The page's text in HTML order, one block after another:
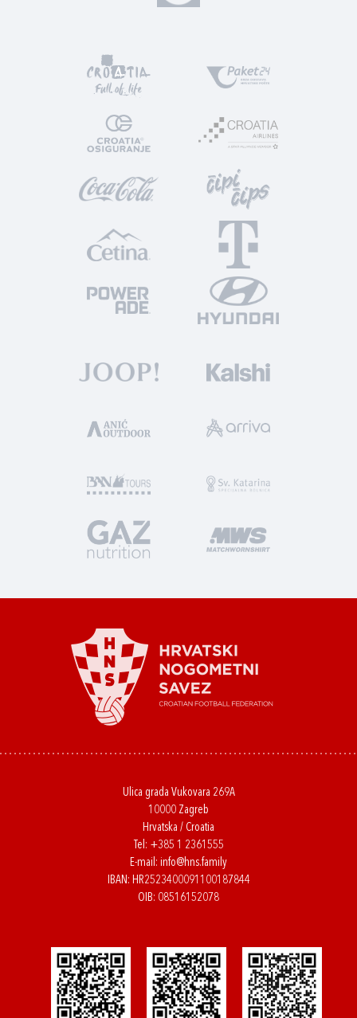
Ulica grada Vukovara 269A
10000 Zagreb
Hrvatska / Croatia
Tel: +385 1 2361555
E-mail: info@hns.family
IBAN: HR2523400091100187844
OIB: 08516152078